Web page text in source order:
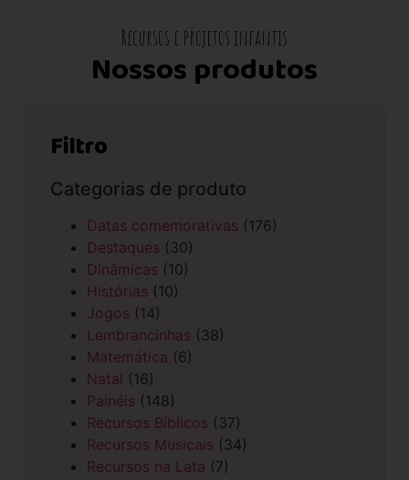
Recursos e projetos infantis
Nossos produtos
Filtro
Categorias de produto
Datas comemorativas (176)
Destaques (30)
Dinâmicas (10)
Histórias (10)
Jogos (14)
Lembrancinhas (38)
Matemática (6)
Natal (16)
Painéis (148)
Recursos Bíblicos (37)
Recursos Musicais (34)
Recursos na Lata (7)